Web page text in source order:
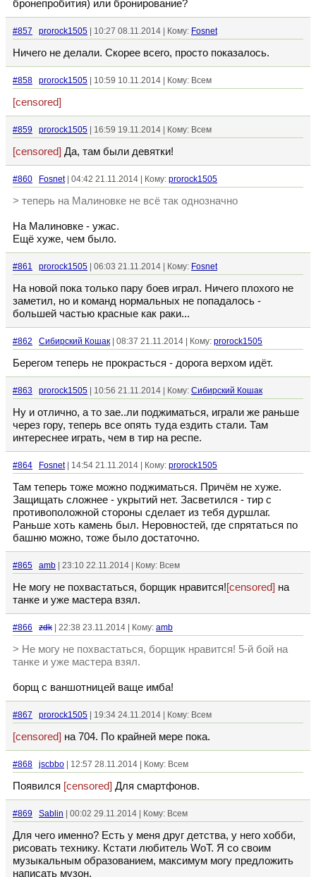
бронепробития) или бронирование?
#857 prorock1505 | 10:27 08.11.2014 | Кому: Fosnet
Ничего не делали. Скорее всего, просто показалось.
#858 prorock1505 | 10:59 10.11.2014 | Кому: Всем
[censored]
#859 prorock1505 | 16:59 19.11.2014 | Кому: Всем
[censored] Да, там были девятки!
#860 Fosnet| 04:42 21.11.2014 | Кому: prorock1505
> теперь на Малиновке не всё так однозначно
На Малиновке - ужас.
Ещё хуже, чем было.
#861 prorock1505 | 06:03 21.11.2014 | Кому: Fosnet
На новой пока только пару боев играл. Ничего плохого не
заметил, но и команд нормальных не попадалось -
большей частью красные как раки...
#862 Сибирский Кошак | 08:37 21.11.2014 | Кому: prorock1505
Берегом теперь не прокрасться - дорога верхом идёт.
#863 prorock1505 | 10:56 21.11.2014 | Кому: Сибирский Кошак
Ну и отлично, а то зае..ли поджиматься, играли же раньше
через гору, теперь все опять туда ездить стали. Там
интереснее играть, чем в тир на респе.
#864 Fosnet| 14:54 21.11.2014 | Кому: prorock1505
Там теперь тоже можно поджиматься. Причём не хуже.
Защищать сложнее - укрытий нет. Засветился - тир с
противоположной стороны сделает из тебя дуршлаг.
Раньше хоть камень был. Неровностей, где спрятаться по
башню можно, тоже было достаточно.
#865 amb | 23:10 22.11.2014 | Кому: Всем
Не могу не похвастаться, борщик нравится![censored] на
танке и уже мастера взял.
#866 zdk | 22:38 23.11.2014 | Кому: amb
> Не могу не похвастаться, борщик нравится! 5-й бой на
танке и уже мастера взял.
борщ с ваншотницей ваще имба!
#867 prorock1505 | 19:34 24.11.2014 | Кому: Всем
[censored] на 704. По крайней мере пока.
#868 jscbbo | 12:57 28.11.2014 | Кому: Всем
Появился [censored] Для смартфонов.
#869 Sablin | 00:02 29.11.2014 | Кому: Всем
Для чего именно? Есть у меня друг детства, у него хобби,
рисовать технику. Кстати любитель WoT. Я со своим
музыкальным образованием, максимум могу предложить
написать музон.